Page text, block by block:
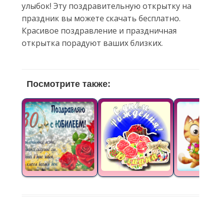
улыбок! Эту поздравительную открытку на
праздник вы можете скачать бесплатно.
Красивое поздравление и праздничная
открытка порадуют ваших близких.
Посмотрите также: